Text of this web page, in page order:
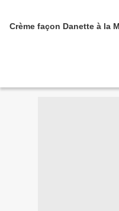
Crème façon Danette à la